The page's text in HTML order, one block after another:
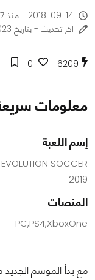
2018-09-14 - منذ 7 سنوات
اخر تحديث - بتاريخ 2023-05-07
6209
0
معلومات
إسم اللعبة
SOCCER
2019
المنصات
PC,PS4,XboxOne
مع بدأ الموسم الجديد